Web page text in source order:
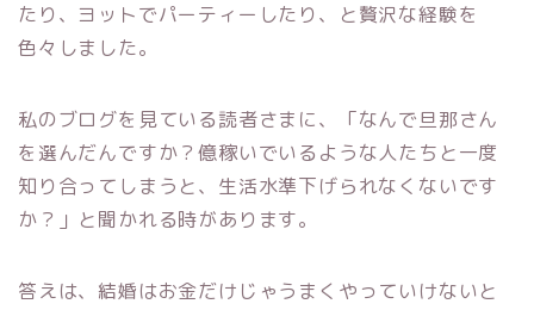
たり、ヨットでパーティーしたり、と贅沢な経験を
色々しました。
私のブログを見ている読者さまに、「なんで旦那さん
を選んだんですか？億稼いでいるような人たちと一度
知り合ってしまうと、生活水準下げられなくないです
か？」と聞かれる時があります。
答えは、結婚はお金だけじゃうまくやっていけないと